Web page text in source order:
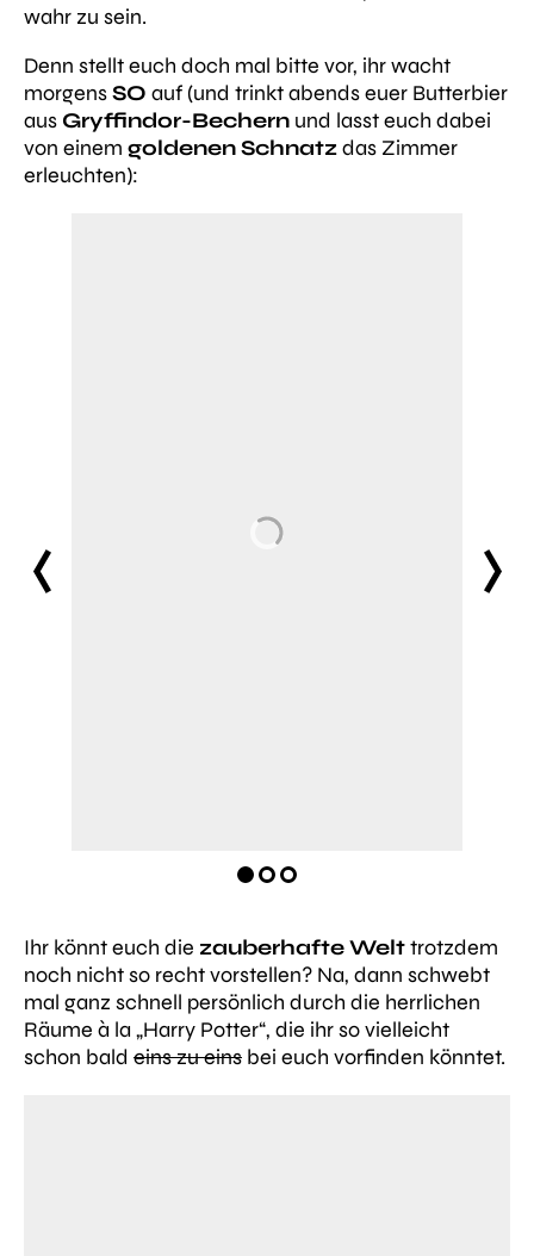
wahr zu sein.
Denn stellt euch doch mal bitte vor, ihr wacht
morgensSO auf (und trinkt abends euer Butterbier
aus Gryffindor-Bechern und lasst euch dabei
von einem goldenen Schnatzdas Zimmer
erleuchten):
prev next
Ihr könnt euch die zauberhafte Welttrotzdem
noch nicht so recht vorstellen? Na, dann schwebt
mal ganz schnell persönlich durch die herrlichen
Räume à la „Harry Potter“, die ihr so vielleicht
schon bald eins zu eins bei euch vorfinden könntet.